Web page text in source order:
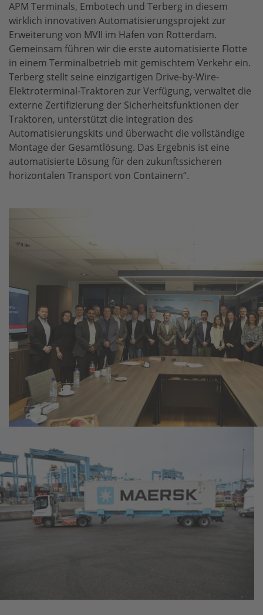
APM Terminals, Embotech und Terberg in diesem
wirklich innovativen Automatisierungsprojekt zur
Erweiterung von MVII im Hafen von Rotterdam.
Gemeinsam führen wir die erste automatisierte Flotte
in einem Terminalbetrieb mit gemischtem Verkehr ein.
Terberg stellt seine einzigartigen Drive-by-Wire-
Elektroterminal-Traktoren zur Verfügung, verwaltet die
externe Zertifizierung der Sicherheitsfunktionen der
Traktoren, unterstützt die Integration des
Automatisierungskits und überwacht die vollständige
Montage der Gesamtlösung. Das Ergebnis ist eine
automatisierte Lösung für den zukunftssicheren
horizontalen Transport von Containern“.